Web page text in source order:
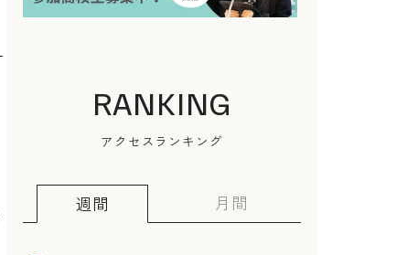
RANKING
アクセスランキング
週間 月間